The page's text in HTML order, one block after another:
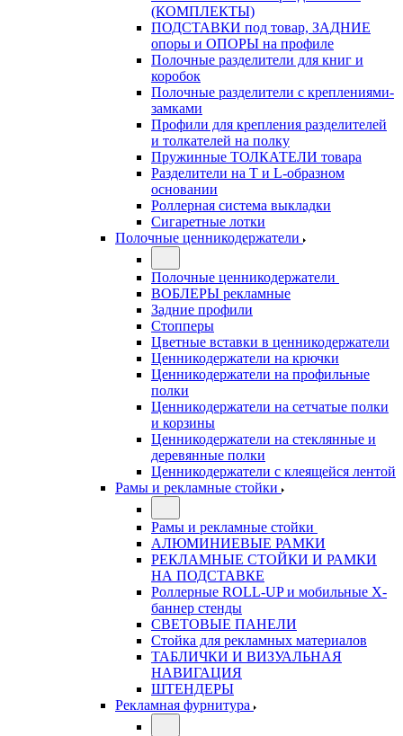
(КОМПЛЕКТЫ)
ПОДСТАВКИ под товар, ЗАДНИЕ
опоры и ОПОРЫ на профиле
Полочные разделители для книг и
коробок
Полочные разделители с креплениями-
замками
Профили для крепления разделителей
и толкателей на полку
Пружинные ТОЛКАТЕЛИ товара
Разделители на Т и L-образном
основании
Роллерная система выкладки
Сигаретные лотки
Полочные ценникодержатели
Полочные ценникодержатели
ВОБЛЕРЫ рекламные
Задние профили
Стопперы
Цветные вставки в ценникодержатели
Ценникодержатели на крючки
Ценникодержатели на профильные
полки
Ценникодержатели на сетчатые полки
и корзины
Ценникодержатели на стеклянные и
деревянные полки
Ценникодержатели с клеящейся лентой
Рамы и рекламные стойки
Рамы и рекламные стойки
АЛЮМИНИЕВЫЕ РАМКИ
РЕКЛАМНЫЕ СТОЙКИ И РАМКИ
НА ПОДСТАВКЕ
Роллерные ROLL-UP и мобильные X-
баннер стенды
СВЕТОВЫЕ ПАНЕЛИ
Стойка для рекламных материалов
ТАБЛИЧКИ И ВИЗУАЛЬНАЯ
НАВИГАЦИЯ
ШТЕНДЕРЫ
Рекламная фурнитура